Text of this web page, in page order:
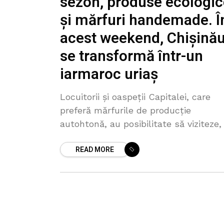
și mărfuri handemade.
acest weekend,
se transformă într-un
iarmaroc uriaș
Locuitorii și oaspeții Capitalei, care
preferă mărfurile de producție
autohtonă, au posibilitate să viziteze,
târguri țărănești, unde vor putea
READ MORE